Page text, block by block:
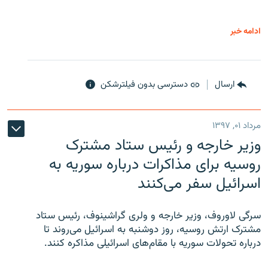
ادامه خبر
ارسال دسترسی بدون فیلترشکن
مرداد ۰۱, ۱۳۹۷
وزیر خارجه و رئیس‌ ستاد مشترک
روسیه برای مذاکرات درباره سوریه به
اسرائیل سفر می‌کنند
سرگی لاوروف، وزیر خارجه و ولری گراشینوف، رئیس ستاد
مشترک ارتش روسیه، روز دوشنبه به اسرائیل می‌روند تا
درباره تحولات سوریه با مقام‌های اسرائیلی مذاکره کنند.